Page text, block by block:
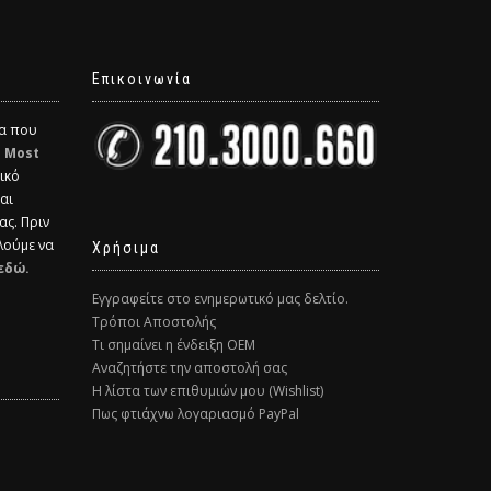
που
Most
Πριν
να
Επικοινωνία
Χρήσιμα
Εγγραφείτε στο ενημερωτικό μας δελτίο.
Τρόποι Αποστολής
Τι σημαίνει η ένδειξη ΟΕΜ
Αναζητήστε την αποστολή σας
Η λίστα των επιθυμιών μου (Wishlist)
Πως φτιάχνω λογαριασμό PayPal